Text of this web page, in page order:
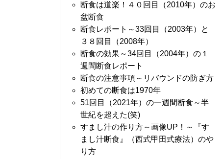
断食は道楽！４０回目（2010年）のお
盆断食
断食レポート～33回目（2003年）と
３８回目（2008年）
断食の効果～34回目（2004年）の１
週間断食レポート
断食の注意事項～リバウンドの防ぎ方
初めての断食は1970年
51回目（2021年）の一週間断食～半
世紀を超えた(笑)
すまし汁の作り方～画像UP！～『す
まし汁断食』（西式甲田式療法）のや
り方